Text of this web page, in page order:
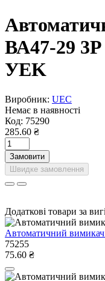
ВА47-29
УEK
Виробник: UEC
Немає в наявності
Код: 75290
285.60 ₴
Замовити
Швидке замовлення
Додаткові товари за
Автоматичний
75255
75.60 ₴